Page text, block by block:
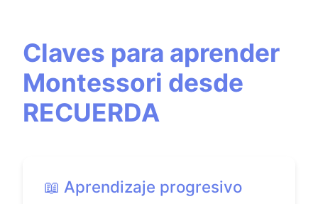
Claves para aprender
Montessori desde
RECUERDA
📖 Aprendizaje progresivo